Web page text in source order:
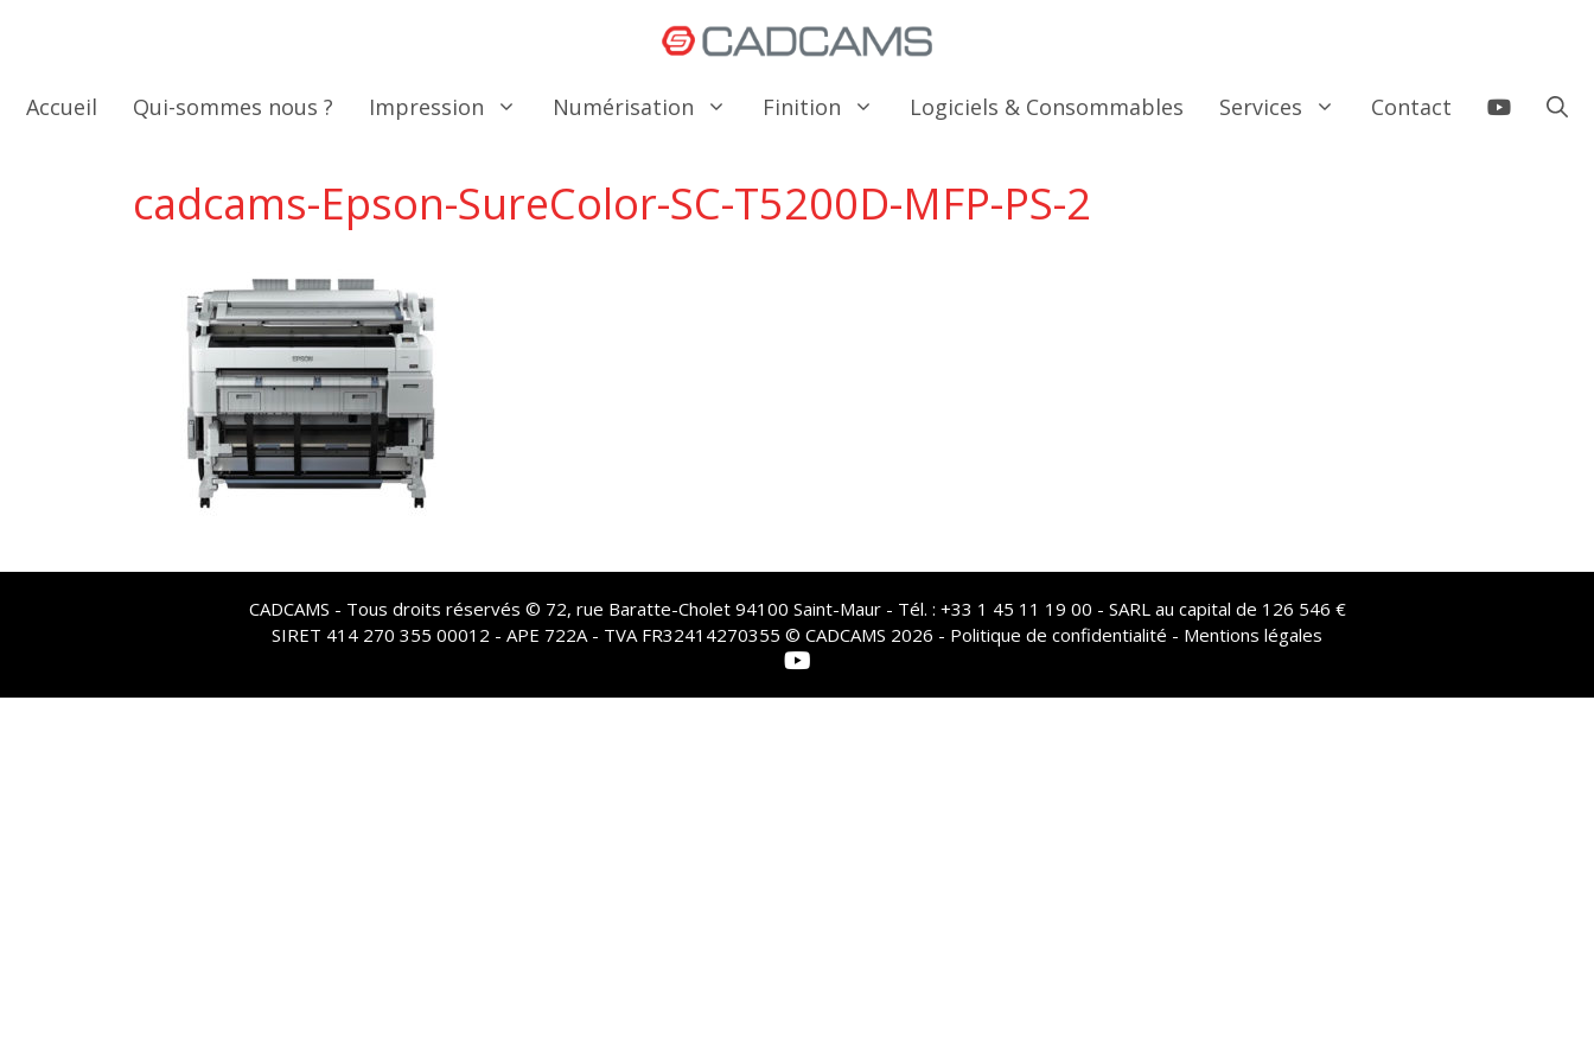
Accueil Qui-sommes nous ? Impression Numérisation Finition Logiciels & Consommables Services Contact
cadcams-Epson-SureColor-SC-T5200D-MFP-PS-2
CADCAMS - Tous droits réservés © 72, rue Baratte-Cholet 94100 Saint-Maur - Tél. : +33 1 45 11 19 00 - SARL au capital de 126 546 €
SIRET 414 270 355 00012 - APE 722A - TVA FR32414270355 © CADCAMS 2026 - Politique de confidentialité - Mentions légales